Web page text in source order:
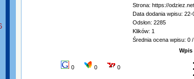
Strona: https://
Data dodania wpisu: 22-
Odsłon: 2285
Klików: 1
Średnia ocena wpisu: 0
0 0 0
Wpis